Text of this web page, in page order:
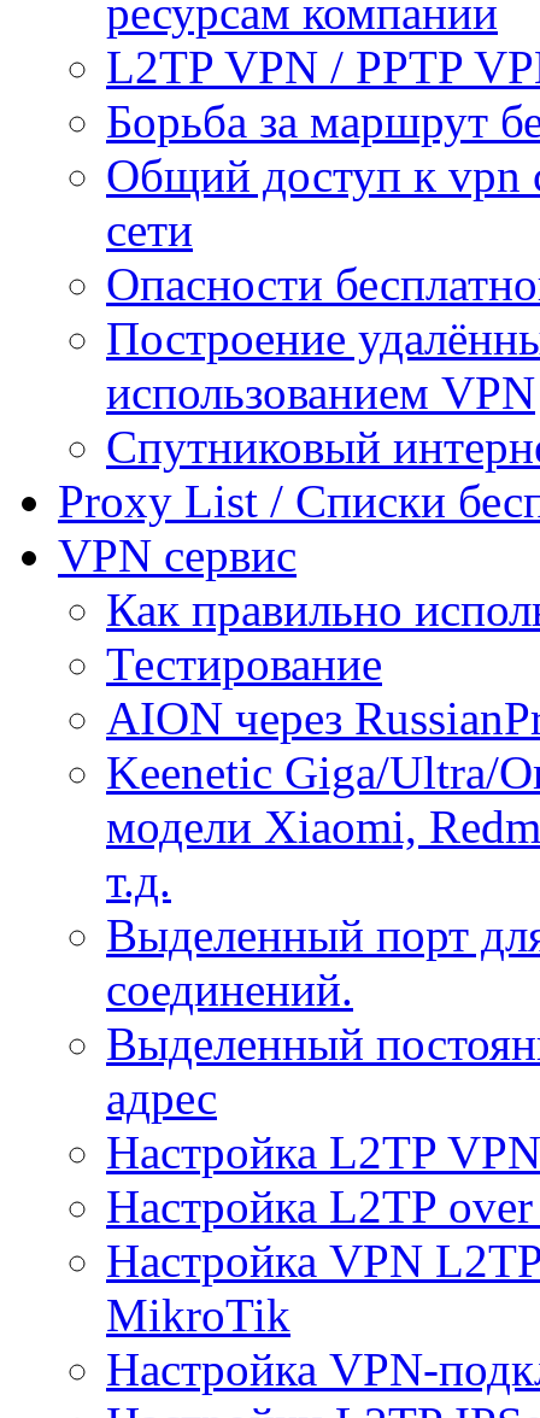
ресурсам компании
L2TP VPN / PPTP
Борьба за маршрут
Общий доступ к vpn
сети
Опасности
Построение
использованием VPN
Спутниковый
Proxy List / Списки
VPN сервис
Как правильно
Тестирование
AION через
Keenetic Giga/Ultra/
модели Xiaomi,
т.д.
Выделенный порт
соединений.
Выделенный
адрес
Настройка L2TP
Настройка L2TP
Настройка VPN
MikroTik
Настройка VPN-